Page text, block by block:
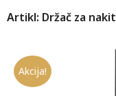
Artikl: Držač za nakit
Akcija!